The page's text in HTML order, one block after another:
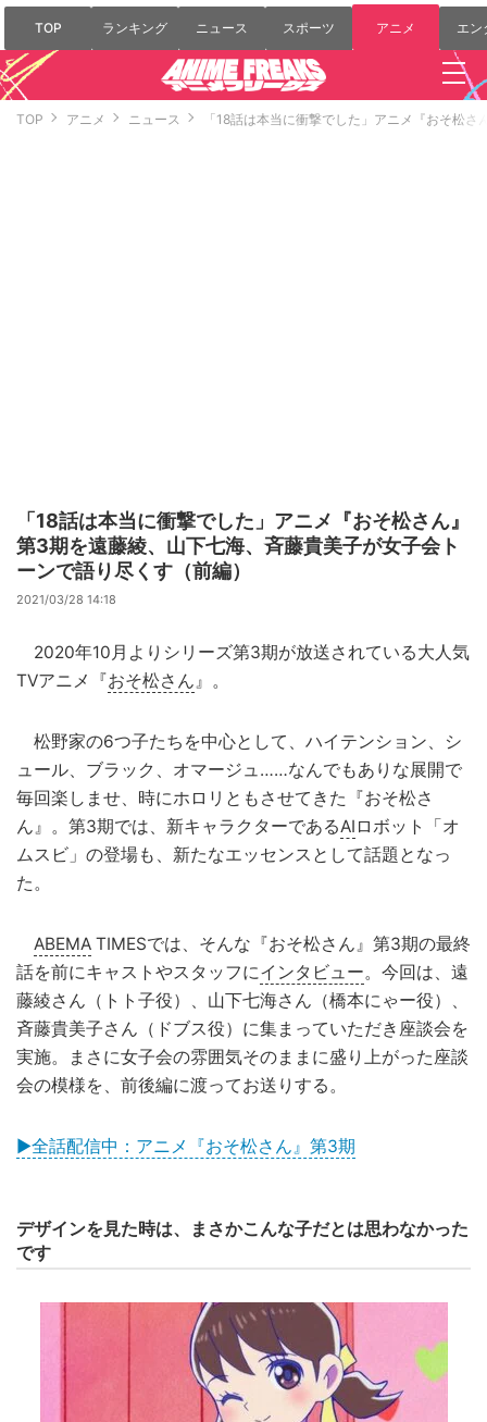
TOP ランキング ニュース スポーツ アニメ エン
TOP アニメ ニュース 「18話は本当に衝撃でした」アニメ『おそ松
「18話は本当に衝撃でした」アニメ『おそ松さん』
第3期を遠藤綾、山下七海、斉藤貴美子が女子会ト
ーンで語り尽くす（前編）
2021/03/28 14:18
2020年10月よりシリーズ第3期が放送されている大人気
TVアニメ『おそ松さん 』。
松野家の6つ子たちを中心として、ハイテンション、シ
ュール、ブラック、オマージュ……なんでもありな展開で
毎回楽しませ、時にホロリともさせてきた『おそ松さ
ん』。第3期では、新キャラクターであるAI ロボット「オ
ムスビ」の登場も、新たなエッセンスとして話題となっ
た。
ABEMA TIMESでは、そんな『おそ松さん』第3期の最終
話を前にキャストやスタッフにインタビュー。今回は、遠
藤綾さん（トト子役）、山下七海さん（橋本にゃー役）、
斉藤貴美子さん（ドブス役）に集まっていただき座談会を
実施。まさに女子会の雰囲気そのままに盛り上がった座談
会の模様を、前後編に渡ってお送りする。
▶全話配信中：アニメ『おそ松さん』第3期
デザインを見た時は、まさかこんな子だとは思わなかった
です